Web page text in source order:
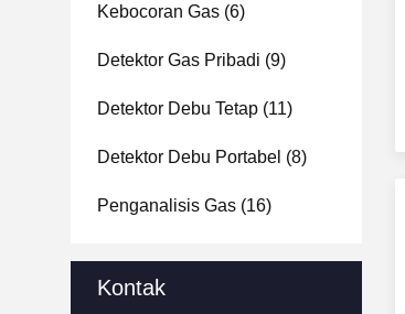
Kebocoran Gas (6)
Detektor Gas Pribadi (9)
Detektor Debu Tetap (11)
Detektor Debu Portabel (8)
Penganalisis Gas (16)
Kontak